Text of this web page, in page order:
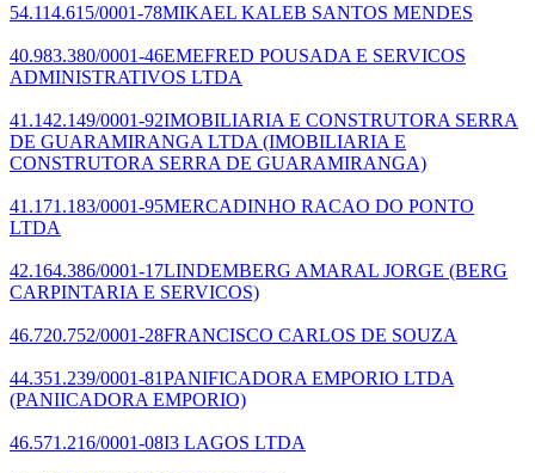
54.114.615/0001-78MIKAEL KALEB SANTOS MENDES
40.983.380/0001-46EMEFRED POUSADA E SERVICOS
ADMINISTRATIVOS LTDA
41.142.149/0001-92IMOBILIARIA E CONSTRUTORA SERRA
DE GUARAMIRANGA LTDA (IMOBILIARIA E
CONSTRUTORA SERRA DE GUARAMIRANGA)
41.171.183/0001-95MERCADINHO RACAO DO PONTO
LTDA
42.164.386/0001-17LINDEMBERG AMARAL JORGE (BERG
CARPINTARIA E SERVICOS)
46.720.752/0001-28FRANCISCO CARLOS DE SOUZA
44.351.239/0001-81PANIFICADORA EMPORIO LTDA
(PANIICADORA EMPORIO)
46.571.216/0001-08I3 LAGOS LTDA